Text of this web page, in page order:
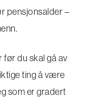
pensjonsalder –
før du skal gå av
ting å være
som er gradert